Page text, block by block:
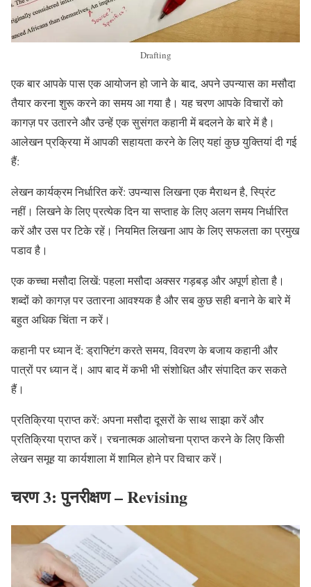
Drafting
एक बार आपके पास एक आयोजन हो जाने के बाद, अपने उपन्यास का मसौदा
तैयार करना शुरू करने का समय आ गया है। यह चरण आपके विचारों को
कागज़ पर उतारने और उन्हें एक सुसंगत कहानी में बदलने के बारे में है।
आलेखन प्रक्रिया में आपकी सहायता करने के लिए यहां कुछ युक्तियां दी गई
हैं:
लेखन कार्यक्रम निर्धारित करें: उपन्यास लिखना एक मैराथन है, स्प्रिंट
नहीं। लिखने के लिए प्रत्येक दिन या सप्ताह के लिए अलग समय निर्धारित
करें और उस पर टिके रहें। नियमित लिखना आप के लिए सफलता का प्रमुख
पडाव है।
एक कच्चा मसौदा लिखें: पहला मसौदा अक्सर गड़बड़ और अपूर्ण होता है।
शब्दों को कागज़ पर उतारना आवश्यक है और सब कुछ सही बनाने के बारे में
बहुत अधिक चिंता न करें।
कहानी पर ध्यान दें: ड्राफ्टिंग करते समय, विवरण के बजाय कहानी और
पात्रों पर ध्यान दें। आप बाद में कभी भी संशोधित और संपादित कर सकते
हैं।
प्रतिक्रिया प्राप्त करें: अपना मसौदा दूसरों के साथ साझा करें और
प्रतिक्रिया प्राप्त करें। रचनात्मक आलोचना प्राप्त करने के लिए किसी
लेखन समूह या कार्यशाला में शामिल होने पर विचार करें।
चरण 3: पुनरीक्षण– Revising